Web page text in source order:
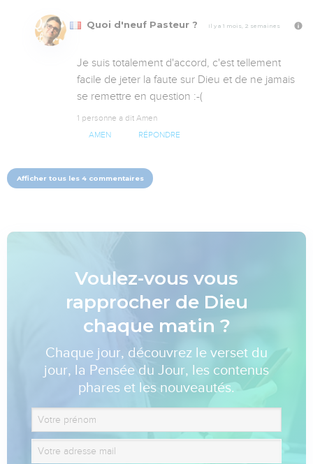
Quoi d'neuf Pasteur ? Il y a 1 mois, 2 semaines
Je suis totalement d'accord, c'est tellement
facile de jeter la faute sur Dieu et de ne jamais
se remettre en question :-(
1 personne a dit Amen
AMEN RÉPONDRE
Afficher tous les 4 commentaires
Voulez-vous vous
rapprocher de Dieu
chaque matin ?
Chaque jour, découvrez le verset du
jour, la Pensée du Jour, les contenus
phares et les nouveautés.